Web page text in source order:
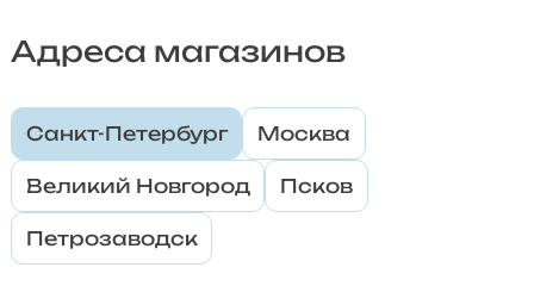
Адреса магазинов
Санкт-Петербург Москва
Великий Новгород Псков
Петрозаводск